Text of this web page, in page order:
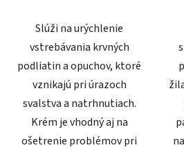
Slúži na urýchlenie
vstrebávania krvných
podliatin a opuchov, ktoré
vznikajú pri úrazoch
svalstva a natrhnutiach.
Krém je vhodný aj na
ošetrenie problémov pri